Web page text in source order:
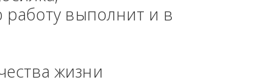
плавающие
работу выполнит и в